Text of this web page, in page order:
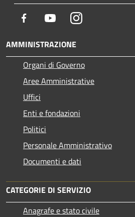
Facebook YoutubeInstagram
AMMINISTRAZIONE
Organi di Governo
Aree Amministrative
Uffici
Enti e fondazioni
Politici
Personale Amministrativo
Documenti e dati
CATEGORIE DI SERVIZIO
Anagrafe e stato civile